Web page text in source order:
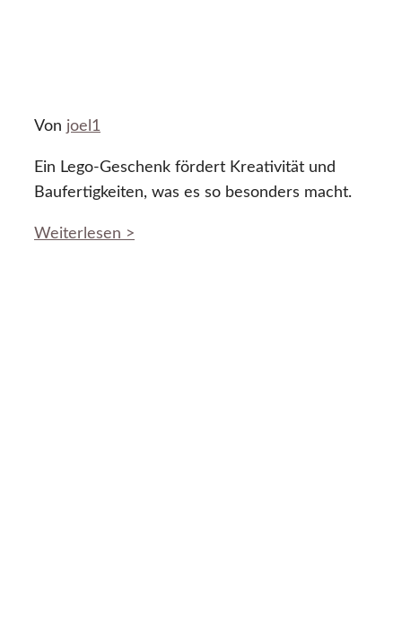
Von joel1
Ein Lego-Geschenk fördert Kreativität und
Baufertigkeiten, was es so besonders macht.
Weiterlesen >